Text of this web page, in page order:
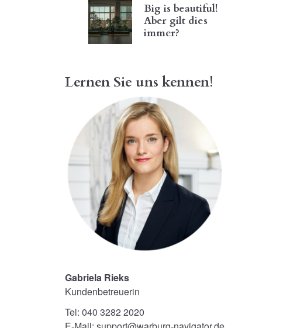
Big is beautiful!
Aber gilt dies
immer?
Lernen Sie uns kennen!
Gabriela Rieks
Kundenbetreuerin
Tel: 040 3282 2020